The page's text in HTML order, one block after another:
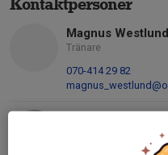
Kontaktpersoner
Magnus Westlund
Tränare
070-414 29 82